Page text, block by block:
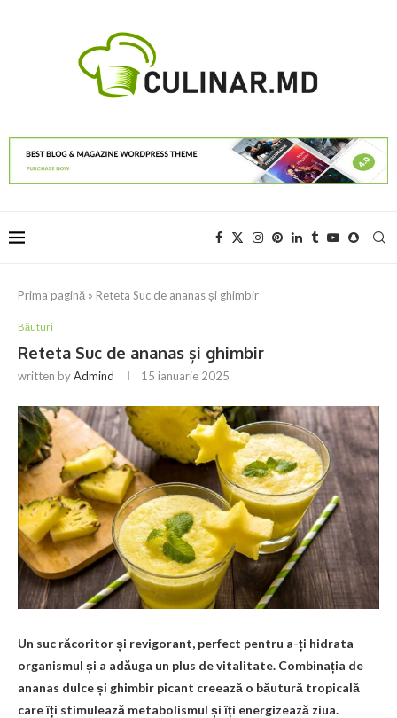
Prima pagină » Reteta Suc de ananas și ghimbir
Băuturi
Reteta Suc de ananas și ghimbir
written byAdmind 15 ianuarie 2025
Un suc răcoritor și revigorant, perfect pentru a-ți hidrata
organismul și a adăuga un plus de vitalitate. Combinația de
ananas dulce și ghimbir picant creează o băutură tropicală
care îți stimulează metabolismul și îți energizează ziua.